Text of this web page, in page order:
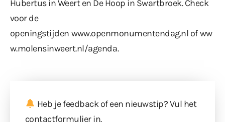
Hubertus in Weert en De Hoop in Swartbroek. Check
voor de
openingstijden www.openmonumentendag.nl ofww
w.molensinweert.nl/agenda.
Heb je feedback of een nieuwstip? Vul het
contactformulierin.